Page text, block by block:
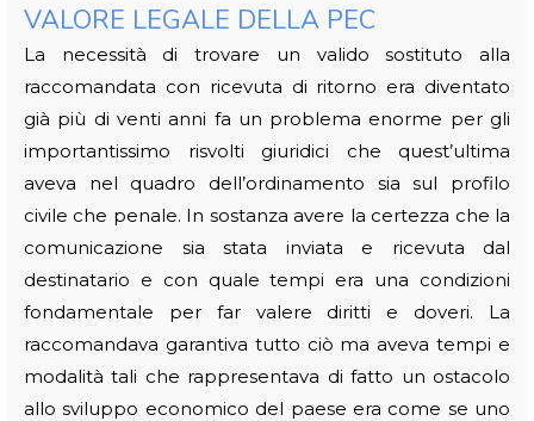
VALORE LEGALE DELLA PEC
La necessità di trovare un valido sostituto alla
raccomandata con ricevuta di ritorno era diventato
già più di venti anni fa un problema enorme per gli
importantissimo risvolti giuridici che quest’ultima
aveva nel quadro dell’ordinamento sia sul profilo
civile che penale. In sostanza avere la certezza che la
comunicazione sia stata inviata e ricevuta dal
destinatario e con quale tempi era una condizioni
fondamentale per far valere diritti e doveri. La
raccomandava garantiva tutto ciò ma aveva tempi e
modalità tali che rappresentava di fatto un ostacolo
allo sviluppo economico del paese era come se uno